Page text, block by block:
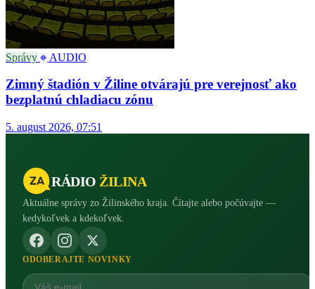
Správy AUDIO
Zimný štadión v Žiline otvárajú pre verejnosť ako
bezplatnú chladiacu zónu
5. august 2026, 07:51
RÁDIO ŽILINA
Aktuálne správy zo Žilinského kraja. Čítajte alebo počúvajte —
kedykoľvek a kdekoľvek.
ODOBERAJTE NOVINKY